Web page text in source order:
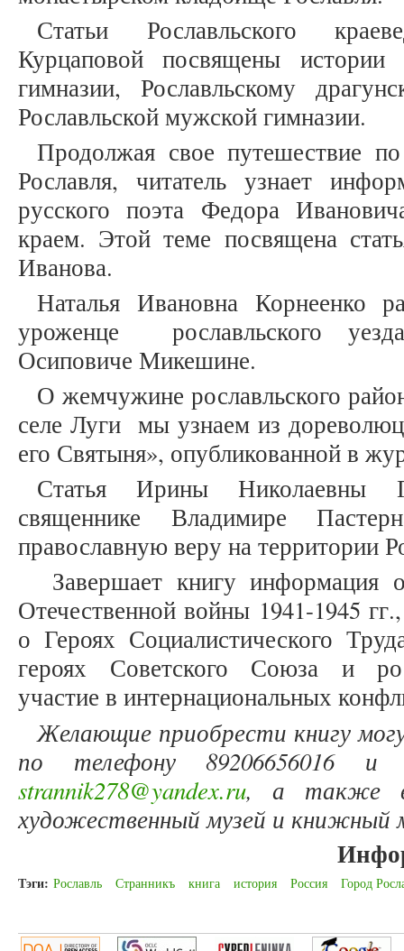
Статьи Рославльского
Курцаповой посвящены истории
гимназии, Рославльскому
Рославльской мужской гимназии.
Продолжая свое путешествие
Рославля, читатель узнает
русского поэта Федора
краем. Этой теме посвящена
Иванова.
Наталья Ивановна Корнеенко
уроженце рославльского
Осиповиче Микешине.
О жемчужине рославльского
селе Луги мы узнаем из
его Святыня», опубликованной в
Статья Ирины Николаевны
священнике Владимире
православную веру на территории
Завершает книгу информация
Отечественной войны 1941-1945
о Героях Социалистического
героях Советского Союза и
участие в интернациональных
Желающие приобрести книгу
по телефону 89206656016 и
strannik278@yandex.ru, а также в
художественный музей и книжный
Тэги: Рославль Странникъ книга история Россия Город